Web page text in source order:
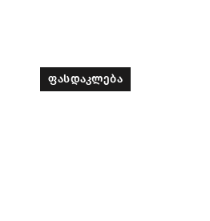
ᲤᲐᲡᲓᲐᲙᲚᲔᲑᲐ